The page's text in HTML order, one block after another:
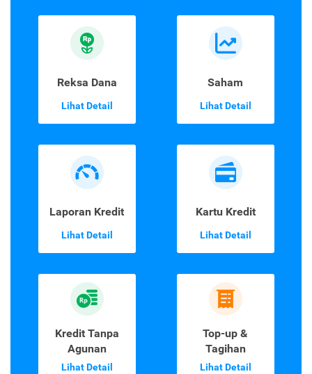
Reksa Dana
Lihat Detail
Saham
Lihat Detail
Laporan Kredit
Lihat Detail
Kartu Kredit
Lihat Detail
Kredit Tanpa
Agunan
Lihat Detail
Top-up &
Tagihan
Lihat Detail